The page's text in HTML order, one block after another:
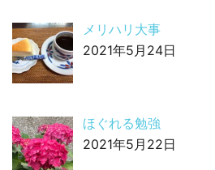
メリハリ大事
2021年5月24日
ほぐれる勉強
2021年5月22日